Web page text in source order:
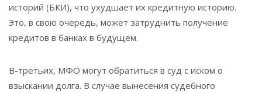
историй (БКИ), что ухудшает их кредитную историю.
Это, в свою очередь, может затруднить получение
кредитов в банках в будущем.
В-третьих, МФО могут обратиться в суд с иском о
взыскании долга. В случае вынесения судебного